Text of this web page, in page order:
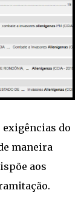
exigências do
maneira
aos